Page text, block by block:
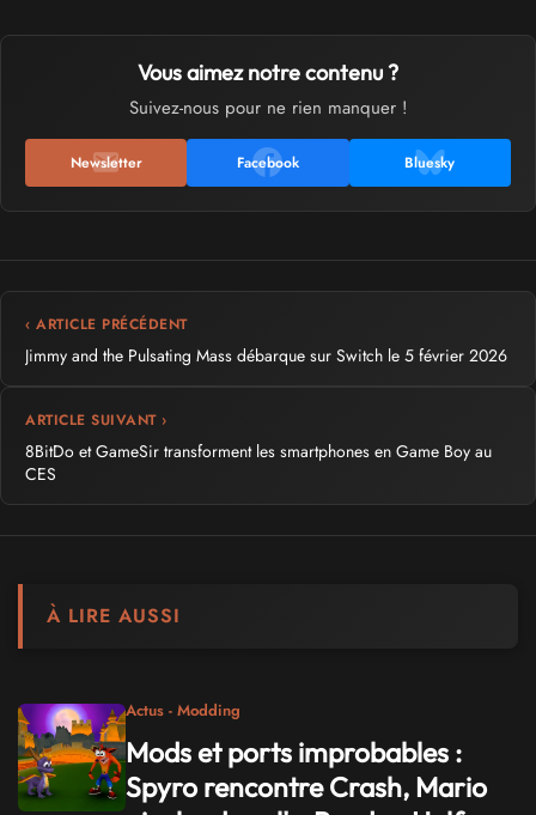
Vous aimez notre contenu ?
Suivez-nous pour ne rien manquer !
Newsletter Facebook Bluesky
‹ ARTICLE PRÉCÉDENT
Jimmy and the Pulsating Mass débarque sur Switch le 5 février 2026
ARTICLE SUIVANT ›
8BitDo et GameSir transforment les smartphones en Game Boy au
CES
À LIRE AUSSI
Actus - Modding
Mods et ports improbables :
Spyro rencontre Crash, Mario